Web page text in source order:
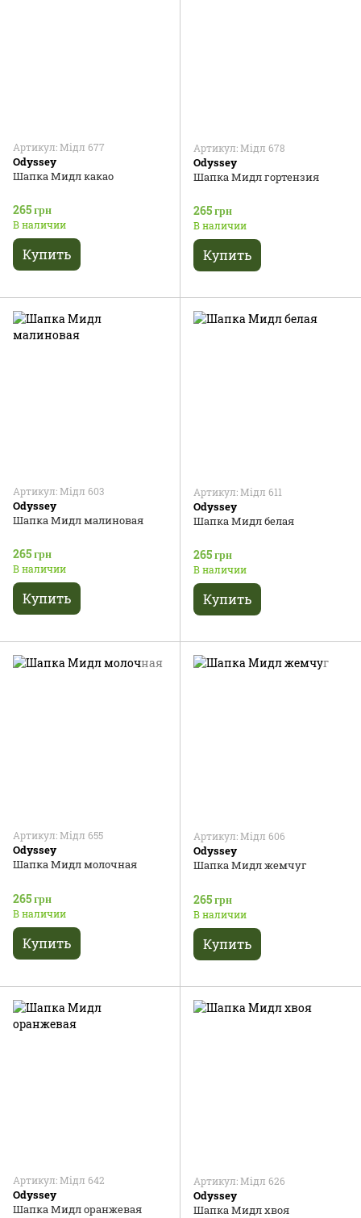
Артикул: Мідл 677
Odyssey
Шапка Мидл какао
265 грн
В наличии
Купить
Артикул: Мідл 678
Odyssey
Шапка Мидл гортензия
265 грн
В наличии
Купить
Артикул: Мідл 603
Odyssey
Шапка Мидл малиновая
265 грн
В наличии
Купить
Артикул: Мідл 611
Odyssey
Шапка Мидл белая
265 грн
В наличии
Купить
Артикул: Мідл 655
Odyssey
Шапка Мидл молочная
265 грн
В наличии
Купить
Артикул: Мідл 606
Odyssey
Шапка Мидл жемчуг
265 грн
В наличии
Купить
Артикул: Мідл 642
Odyssey
Шапка Мидл оранжевая
Артикул: Мідл 626
Odyssey
Шапка Мидл хвоя